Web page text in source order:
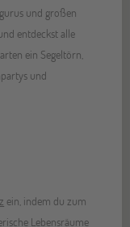
und großen
entdeckst alle
ein Segeltörn,
und
ein, indem du zum
Lebensräume